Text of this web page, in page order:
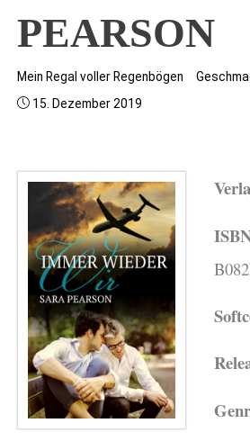
PEARSON
Mein Regal voller Regenbögen
15. Dezember 2019